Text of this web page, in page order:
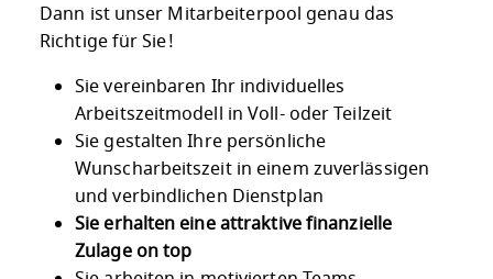
Dann ist unser Mitarbeiterpool genau das
Richtige für Sie!
Sie vereinbaren Ihr individuelles
Arbeitszeitmodell in Voll- oder Teilzeit
Sie gestalten Ihre persönliche
Wunscharbeitszeit in einem zuverlässigen
und verbindlichen Dienstplan
Sie erhalten eine attraktive finanzielle
Zulage on top